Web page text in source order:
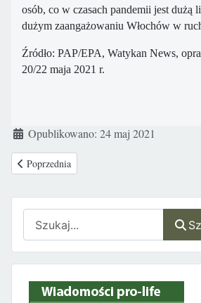
osób, co w czasach pandemii jest dużą
dużym zaangażowaniu Włochów w
Źródło: PAP/EPA, Watykan News,
20/22 maja 2021 r.
Szczegóły
Opublikowano: 24 maj 2021
Poprzednia strona: Mężczyźni w Chinach nie
Poprzednia